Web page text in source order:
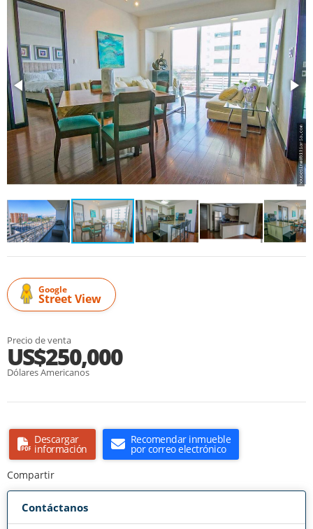
Google
Street View
Precio de venta
US$250,000
Dólares Americanos
Descargar
información
Recomendar inmueble
por correo electrónico
Compartir
Contáctanos